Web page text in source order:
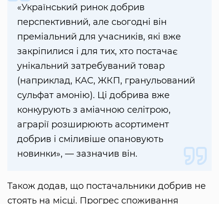
«Український ринок добрив
перспективний, але сьогодні він
преміальний для учасників, які вже
закріпилися і для тих, хто постачає
унікальний затребуваний товар
(наприклад, КАС, ЖКП, гранульований
сульфат амонію). Ці добрива вже
конкурують з аміачною селітрою,
аграрії розширюють асортимент
добрив і сміливіше опановують
новинки», — зазначив він.
Також додав, що постачальники добрив не
стоять на місці. Прогрес споживання